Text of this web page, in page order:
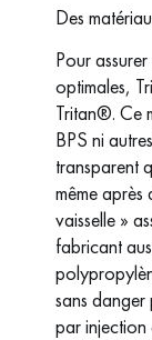
Des
Pour
optimales,
Tritan®. Ce
BPS ni
transparent
même
vaisselle »
fabricant
sans danger
par injection